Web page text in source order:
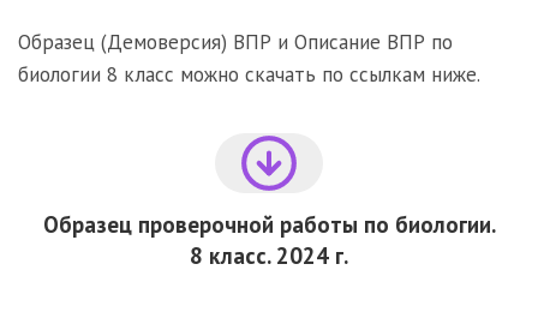
Образец (Демоверсия) ВПР и Описание ВПР по
биологии 8 класс можно скачать по ссылкам ниже.
Образец проверочной работы по биологии.
8 класс. 2024 г.